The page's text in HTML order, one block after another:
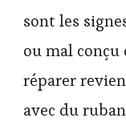
sont les
ou mal conçu
réparer
avec du